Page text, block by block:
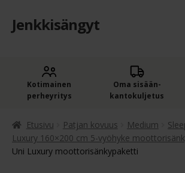
Siirry
navigointiin
Siirry
sisältöön
Jenkkisängyt
Jenkkisängyt
Oheistuotteet
Ostoskori
Kotimainen
perheyritys
Oma sisään­
kantokuljetus
Etusivu Patjan kovuus Medium
Luxury 160×200 cm 5-vyöhyke
Uni Luxury moottorisänkypaketti